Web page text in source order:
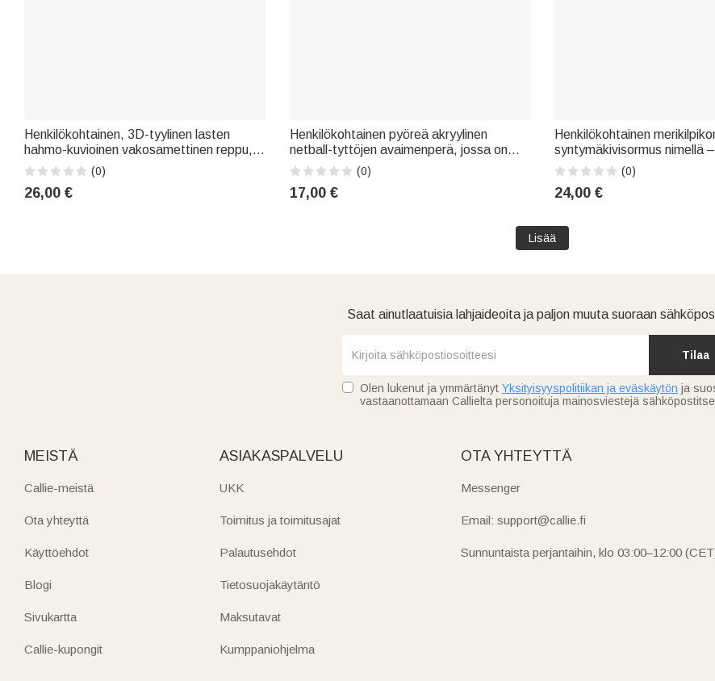
Henkilökohtainen, 3D-tyylinen lasten
hahmo-kuvioinen vakosamettinen reppu,
jossa on nimi – päivittäiseen käyttöön,
kouluun paluuseen tai
syntymäpäivälahjaksi tytöille ja pojille
(0)
26,00 €
Henkilökohtainen pyöreä akryylinen
netball-tyttöjen avaimenperä, jossa on
teksti; reppukoriste; kaudenpäätösjuhla;
joukkueen juhla; ottelupäivän lahja netball-
tyttöjen pelaajille
(0)
17,00 €
Henkilökohtainen
syntymäkivisormus nimellä
hääpäivä- tai
pitäville naisille
(0)
24,00 €
Lisää
Saat ainutlaatuisia lahjaideoita ja paljon muuta suoraan
Tilaa
Olen lukenut ja ymmärtänyt Yksityisyyspolitiikan ja eväskäytön ja
vastaanottamaan Callielta personoituja mainosviestejä
MEISTÄ
Callie-meistä
Ota yhteyttä
Käyttöehdot
Blogi
Sivukartta
Callie-kupongit
ASIAKASPALVELU
UKK
Toimitus ja toimitusajat
Palautusehdot
Tietosuojakäytäntö
Maksutavat
Kumppaniohjelma
OTA YHTEYTTÄ
Messenger
Email: support@callie.fi
Sunnuntaista perjantaihin, klo 03:00–12:00